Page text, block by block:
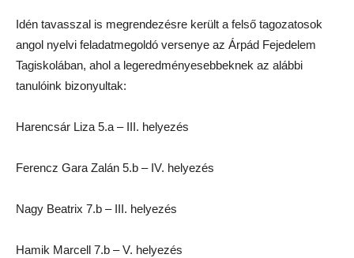
Idén tavasszal is megrendezésre került a felső tagozatosok
angol nyelvi feladatmegoldó versenye az Árpád Fejedelem
Tagiskolában, ahol a legeredményesebbeknek az alábbi
tanulóink bizonyultak:
Harencsár Liza 5.a – III. helyezés
Ferencz Gara Zalán 5.b – IV. helyezés
Nagy Beatrix 7.b – III. helyezés
Hamik Marcell 7.b – V. helyezés